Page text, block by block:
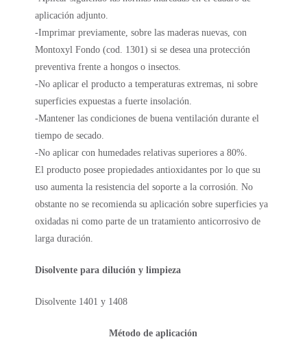
aplicación adjunto.
-Imprimar previamente, sobre las maderas nuevas, con
Montoxyl Fondo (cod. 1301) si se desea una protección
preventiva frente a hongos o insectos.
-No aplicar el producto a temperaturas extremas, ni sobre
superficies expuestas a fuerte insolación.
-Mantener las condiciones de buena ventilación durante el
tiempo de secado.
-No aplicar con humedades relativas superiores a 80%.
El producto posee propiedades antioxidantes por lo que su
uso aumenta la resistencia del soporte a la corrosión. No
obstante no se recomienda su aplicación sobre superficies ya
oxidadas ni como parte de un tratamiento anticorrosivo de
larga duración.
Disolvente para dilución y limpieza
Disolvente 1401 y 1408
Método de aplicación